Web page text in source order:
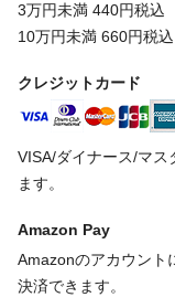
3万円未満 440円税込
10万円未満 660円税込
クレジットカード
VISA/ダイナース/マ
ます。
Amazon Pay
Amazonのアカウント
決済できます。